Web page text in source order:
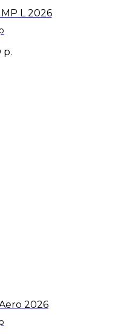
L 2026
р.
2026